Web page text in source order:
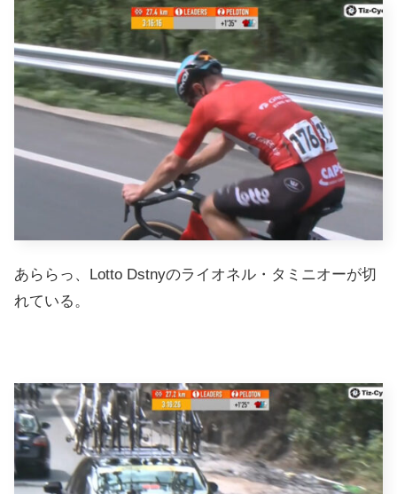
あららっ、Lotto Dstnyのライオネル・タミニオーが切
れている。